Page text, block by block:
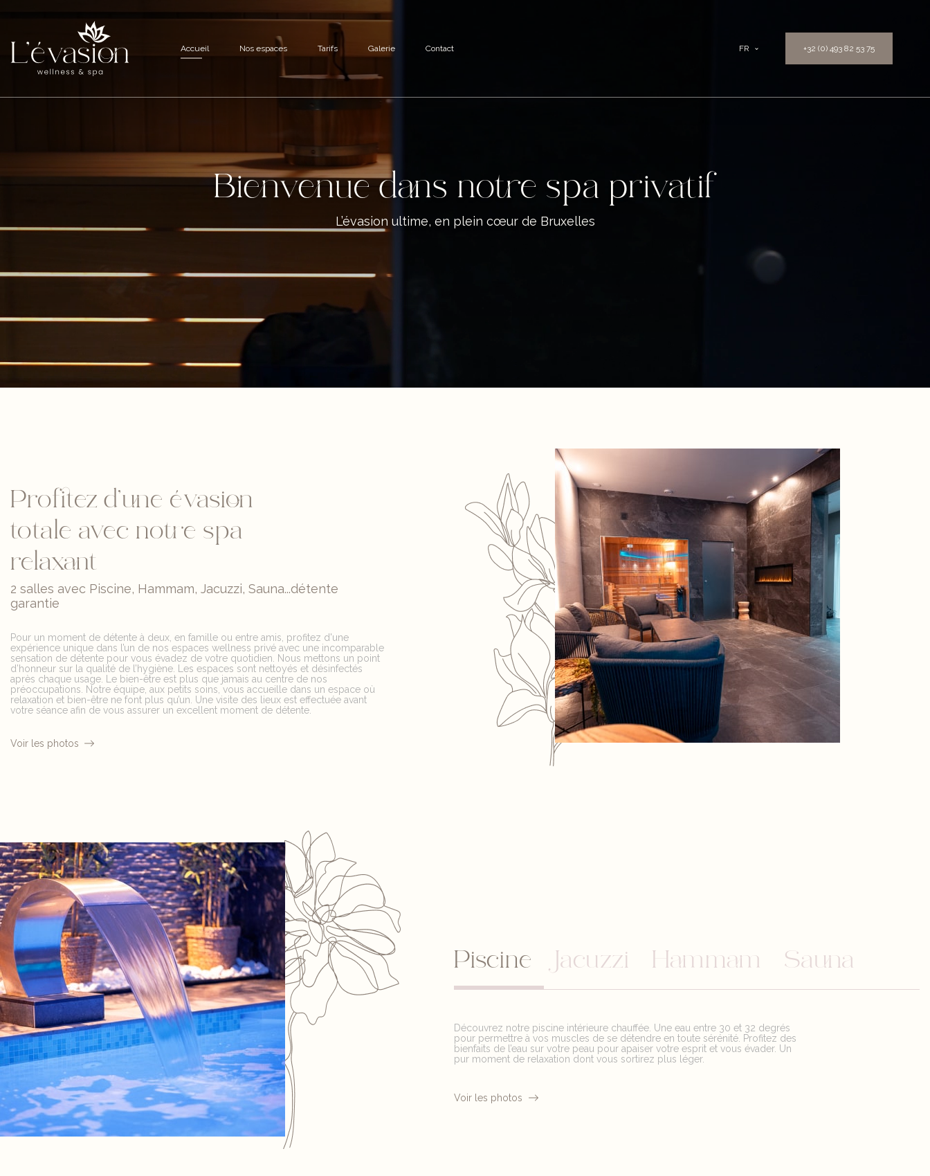
Accueil Nos espaces Tarifs Galerie Contact FR +32 (0) 493 82 53 75
Bienvenue dans notre spa privatif
L’évasion ultime, en plein cœur de Bruxelles
Profitez d’une évasion
totale avec notre spa
relaxant
2 salles avec Piscine, Hammam, Jacuzzi, Sauna...détente
garantie
Pour un moment de détente à deux, en famille ou entre amis, profitez d'une
expérience unique dans l’un de nos espaces wellness privé avec une incomparable
sensation de détente pour vous évadez de votre quotidien. Nous mettons un point
d’honneur sur la qualité de l’hygiène. Les espaces sont nettoyés et désinfectés
après chaque usage. Le bien-être est plus que jamais au centre de nos
préoccupations. Notre équipe, aux petits soins, vous accueille dans un espace où
relaxation et bien-être ne font plus qu’un. Une visite des lieux est effectuée avant
votre séance afin de vous assurer un excellent moment de détente.
Voir les photos
Piscine Jacuzzi Hammam Sauna
Découvrez notre piscine intérieure chauffée. Une eau entre 30 et 32 degrés
pour permettre à vos muscles de se détendre en toute sérénité. Profitez des
bienfaits de l’eau sur votre peau pour apaiser votre esprit et vous évader. Un
pur moment de relaxation dont vous sortirez plus léger.
Voir les photos